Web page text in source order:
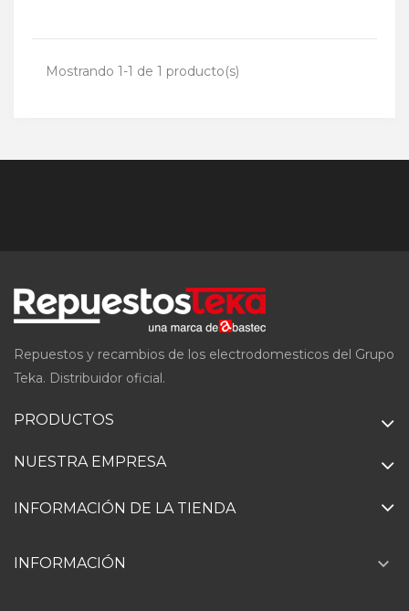
Mostrando 1-1 de 1 producto(s)
Repuestos y recambios de los electrodomesticos del Grupo
Teka. Distribuidor oficial.
PRODUCTOS
NUESTRA EMPRESA
INFORMACIÓN DE LA TIENDA
INFORMACIÓN 